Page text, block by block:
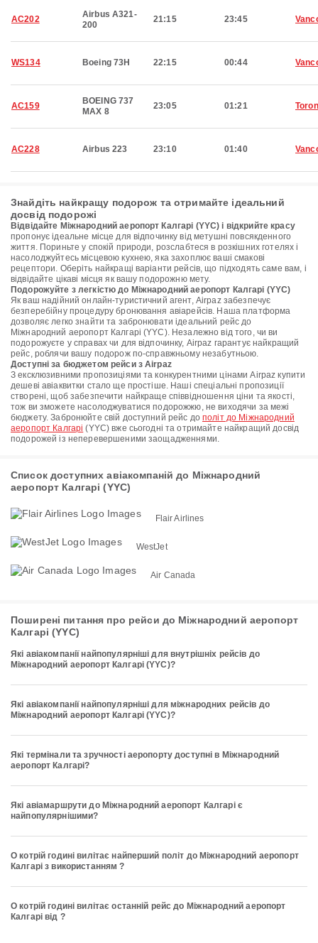
AC202
Airbus A321-
200
21:15 23:45
WS134 Boeing 73H 22:15 00:44
AC159
BOEING 737
MAX 8
23:05 01:21
AC228 Airbus 223 23:10 01:40
Знайдіть найкращу подорож та отримайте ідеальний
досвід подорожі
Відвідайте Міжнародний аеропорт Калгарі (YYC) і відкрийте красу
пропонує ідеальне місце для відпочинку від метушні повсякденного
життя. Пориньте у спокій природи, розслабтеся в розкішних готелях і
насолоджуйтесь місцевою кухнею, яка захоплює ваші смакові
рецептори. Оберіть найкращі варіанти рейсів, що підходять саме вам, і
відвідайте цікаві місця як вашу подорожню мету.
Подорожуйте з легкістю до Міжнародний аеропорт Калгарі (YYC)
Як ваш надійний онлайн-туристичний агент, Airpaz забезпечує
безперебійну процедуру бронювання авіарейсів. Наша платформа
дозволяє легко знайти та забронювати ідеальний рейс до
Міжнародний аеропорт Калгарі (YYC). Незалежно від того, чи ви
подорожуєте у справах чи для відпочинку, Airpaz гарантує найкращий
рейс, роблячи вашу подорож по-справжньому незабутньою.
Доступні за бюджетом рейси з Airpaz
З ексклюзивними пропозиціями та конкурентними цінами Airpaz купити
дешеві авіаквитки стало ще простіше. Наші спеціальні пропозиції
створені, щоб забезпечити найкраще співвідношення ціни та якості,
тож ви зможете насолоджуватися подорожжю, не виходячи за межі
бюджету. Забронюйте свій доступний рейс дополіт до Міжнародний
аеропорт Калгарі (YYC) вже сьогодні та отримайте найкращий досвід
подорожей із неперевершеними заощадженнями.
Список доступних авіакомпаній до Міжнародний
аеропорт Калгарі (YYC)
Flair Airlines
WestJet
Air Canada
Поширені питання про рейси до Міжнародний аеропорт
Калгарі (YYC)
Які авіакомпанії найпопулярніші для внутрішніх рейсів до
Міжнародний аеропорт Калгарі (YYC)?
Які авіакомпанії найпопулярніші для міжнародних рейсів до
Міжнародний аеропорт Калгарі (YYC)?
Які термінали та зручності аеропорту доступні в Міжнародний
аеропорт Калгарі?
Які авіамаршрути до Міжнародний аеропорт Калгарі є
найпопулярнішими?
О котрій годині вилітає найперший політ до Міжнародний аеропорт
Калгарі з використанням ?
О котрій годині вилітає останній рейс до Міжнародний аеропорт
Калгарі від ?